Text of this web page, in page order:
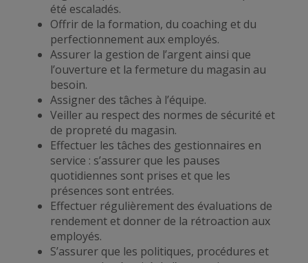
été escaladés.
Offrir de la formation, du coaching et du
perfectionnement aux employés.
Assurer la gestion de l’argent ainsi que
l’ouverture et la fermeture du magasin au
besoin.
Assigner des tâches à l’équipe.
Veiller au respect des normes de sécurité et
de propreté du magasin.
Effectuer les tâches des gestionnaires en
service : s’assurer que les pauses
quotidiennes sont prises et que les
présences sont entrées.
Effectuer régulièrement des évaluations de
rendement et donner de la rétroaction aux
employés.
S’assurer que les politiques, procédures et